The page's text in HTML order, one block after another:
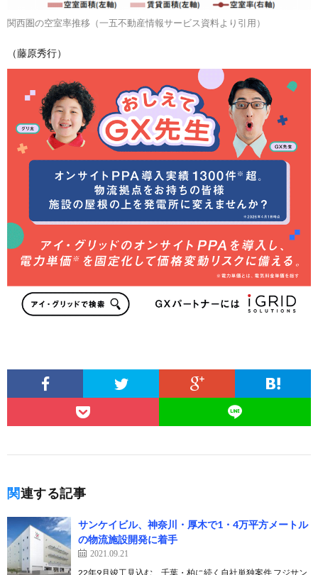
関西圏の空室率推移（一五不動産情報サービス資料より引用）
（藤原秀行）
関連する記事
サンケイビル、神奈川・厚木で1・4万平方メートル
の物流施設開発に着手
2021.09.21
22年9月竣工見込む、千葉・柏に続く自社単独案件 フジサン